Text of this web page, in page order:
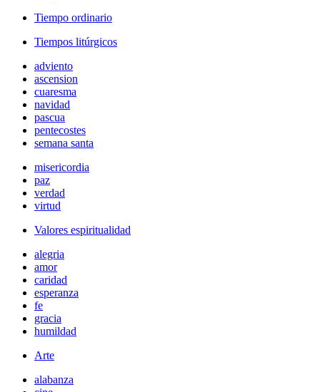
Tiempo ordinario
Tiempos litúrgicos
adviento
ascension
cuaresma
navidad
pascua
pentecostes
semana santa
misericordia
paz
verdad
virtud
Valores espiritualidad
alegria
amor
caridad
esperanza
fe
gracia
humildad
Arte
alabanza